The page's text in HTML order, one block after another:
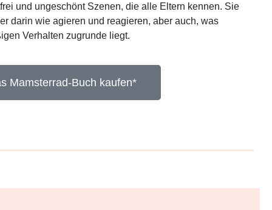
und ungeschönt Szenen, die alle Eltern kennen. Sie
darin wie agieren und reagieren, aber auch, was
Verhalten zugrunde liegt.
Mamsterrad-Buch kaufen*